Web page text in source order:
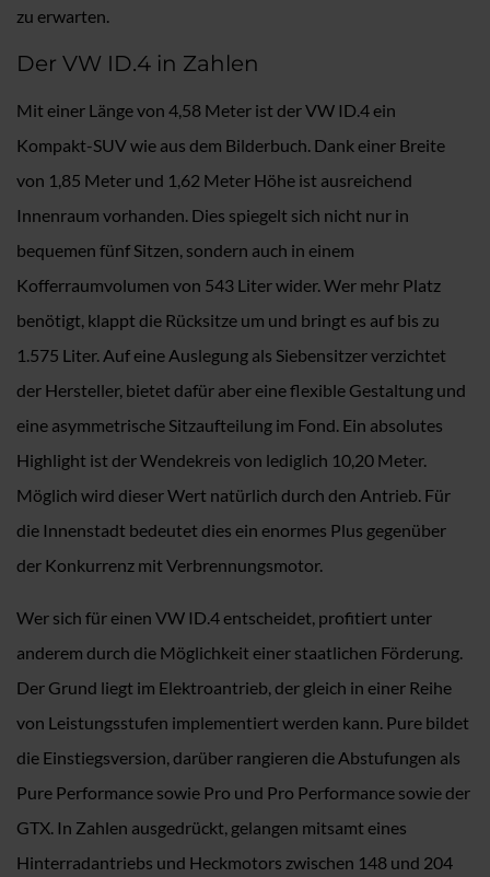
zu erwarten.
Der VW ID.4 in Zahlen
Mit einer Länge von 4,58 Meter ist der VW ID.4 ein
Kompakt-SUV wie aus dem Bilderbuch. Dank einer Breite
von 1,85 Meter und 1,62 Meter Höhe ist ausreichend
Innenraum vorhanden. Dies spiegelt sich nicht nur in
bequemen fünf Sitzen, sondern auch in einem
Kofferraumvolumen von 543 Liter wider. Wer mehr Platz
benötigt, klappt die Rücksitze um und bringt es auf bis zu
1.575 Liter. Auf eine Auslegung als Siebensitzer verzichtet
der Hersteller, bietet dafür aber eine flexible Gestaltung und
eine asymmetrische Sitzaufteilung im Fond. Ein absolutes
Highlight ist der Wendekreis von lediglich 10,20 Meter.
Möglich wird dieser Wert natürlich durch den Antrieb. Für
die Innenstadt bedeutet dies ein enormes Plus gegenüber
der Konkurrenz mit Verbrennungsmotor.
Wer sich für einen VW ID.4 entscheidet, profitiert unter
anderem durch die Möglichkeit einer staatlichen Förderung.
Der Grund liegt im Elektroantrieb, der gleich in einer Reihe
von Leistungsstufen implementiert werden kann. Pure bildet
die Einstiegsversion, darüber rangieren die Abstufungen als
Pure Performance sowie Pro und Pro Performance sowie der
GTX. In Zahlen ausgedrückt, gelangen mitsamt eines
Hinterradantriebs und Heckmotors zwischen 148 und 204